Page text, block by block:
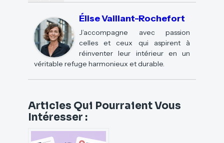
Élise Vaillant-Rochefort
J’accompagne avec passion
celles et ceux qui aspirent à
réinventer leur intérieur en un
véritable refuge harmonieux et durable.
Articles Qui Pourraient Vous
Intéresser :